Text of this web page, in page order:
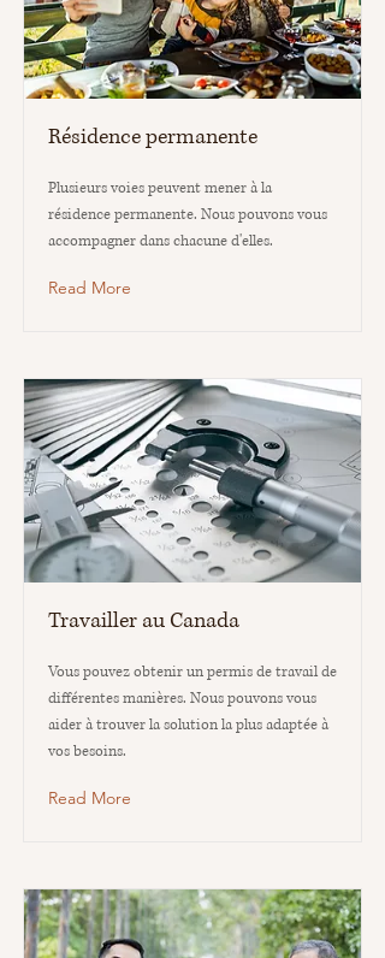
Résidence permanente
Plusieurs voies peuvent mener à la
résidence permanente. Nous pouvons vous
accompagner dans chacune d'elles.
Read More
Travailler au Canada
Vous pouvez obtenir un permis de travail de
différentes manières. Nous pouvons vous
aider à trouver la solution la plus adaptée à
vos besoins.
Read More